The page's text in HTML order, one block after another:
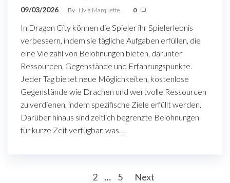
09/03/2026 By Livia Marquette 0
In Dragon City können die Spieler ihr Spielerlebnis
verbessern, indem sie tägliche Aufgaben erfüllen, die
eine Vielzahl von Belohnungen bieten, darunter
Ressourcen, Gegenstände und Erfahrungspunkte.
Jeder Tag bietet neue Möglichkeiten, kostenlose
Gegenstände wie Drachen und wertvolle Ressourcen
zu verdienen, indem spezifische Ziele erfüllt werden.
Darüber hinaus sind zeitlich begrenzte Belohnungen
für kurze Zeit verfügbar, was…
2 … 5 Next